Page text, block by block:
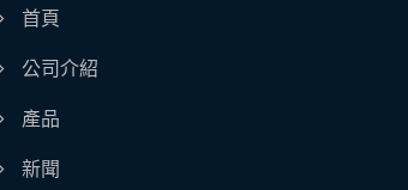
首頁
公司介紹
產品
新聞